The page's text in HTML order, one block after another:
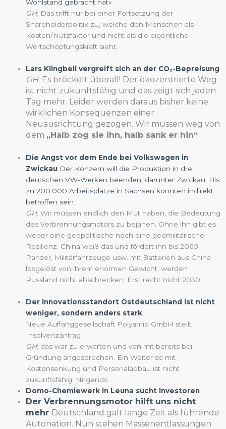
Wohlstand gebracht hat»
GH; Das trifft nur bei einer Fortsetzung der
Shareholderpolitik zu, welche den Menschen als
Kosten/Nutzfaktor und nicht als die eigentliche
Wertschöpfungskraft sieht.
Lars Klingbeil vergreift sich an der CO₂-Bepreisung
GH; Es bröckelt überall! Der ökozentrierte Weg
ist nicht zukunftsfähig und das zeigt sich jeden
Tag mehr. Leider werden daraus bisher keine
wirklichen Konsequenzen einer
Neuausrichtung gezogen. Wir müssen weg von
dem „Halb zog sie ihn, halb sank er hin“
Die Angst vor dem Ende bei Volkswagen in
Zwickau Der Konzern will die Produktion in drei
deutschen VW-Werken beenden, darunter Zwickau. Bis
zu 200.000 Arbeitsplätze in Sachsen könnten indirekt
betroffen sein.
GH; Wir müssen endlich den Mut haben, die Bedeutung
des Verbrennungsmotors zu bejahen. Ohne ihn gibt es
weder eine geopolitische noch eine geomilitärische
Resilienz. China weiß das und fördert ihn bis 2060.
Panzer, Militärfahrzeuge usw. mit Batterien aus China
losgelöst von ihrem enormen Gewicht, werden
Russland nicht abschrecken. Erst recht nicht 2030.
Der Innovationsstandort Ostdeutschland ist nicht
weniger, sondern anders stark
Neue Auffanggesellschaft Polyamid GmbH stellt
Insolvenzantrag
GH; das war zu erwarten und von mit bereits bei
Gründung angesprochen. Ein Weiter so mit
Kostensenkung und Personalabbau ist nicht
zukunftsfähig. Nirgends.
Domo-Chemiewerk in Leuna sucht Investoren
Der Verbrennungsmotor hilft uns nicht
mehr Deutschland galt lange Zeit als führende
Autonation. Nun stehen Massenentlassungen